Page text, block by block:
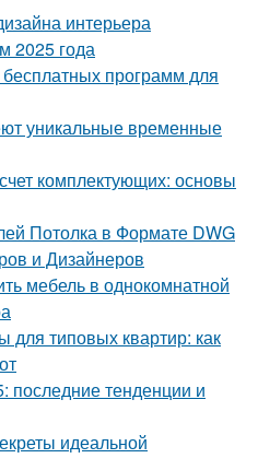
интерьера
2025 года
программ для
уникальные временные
комплектующих: основы
Потолка в Формате DWG
и Дизайнеров
мебель в однокомнатной
для типовых квартир: как
последние тенденции и
идеальной